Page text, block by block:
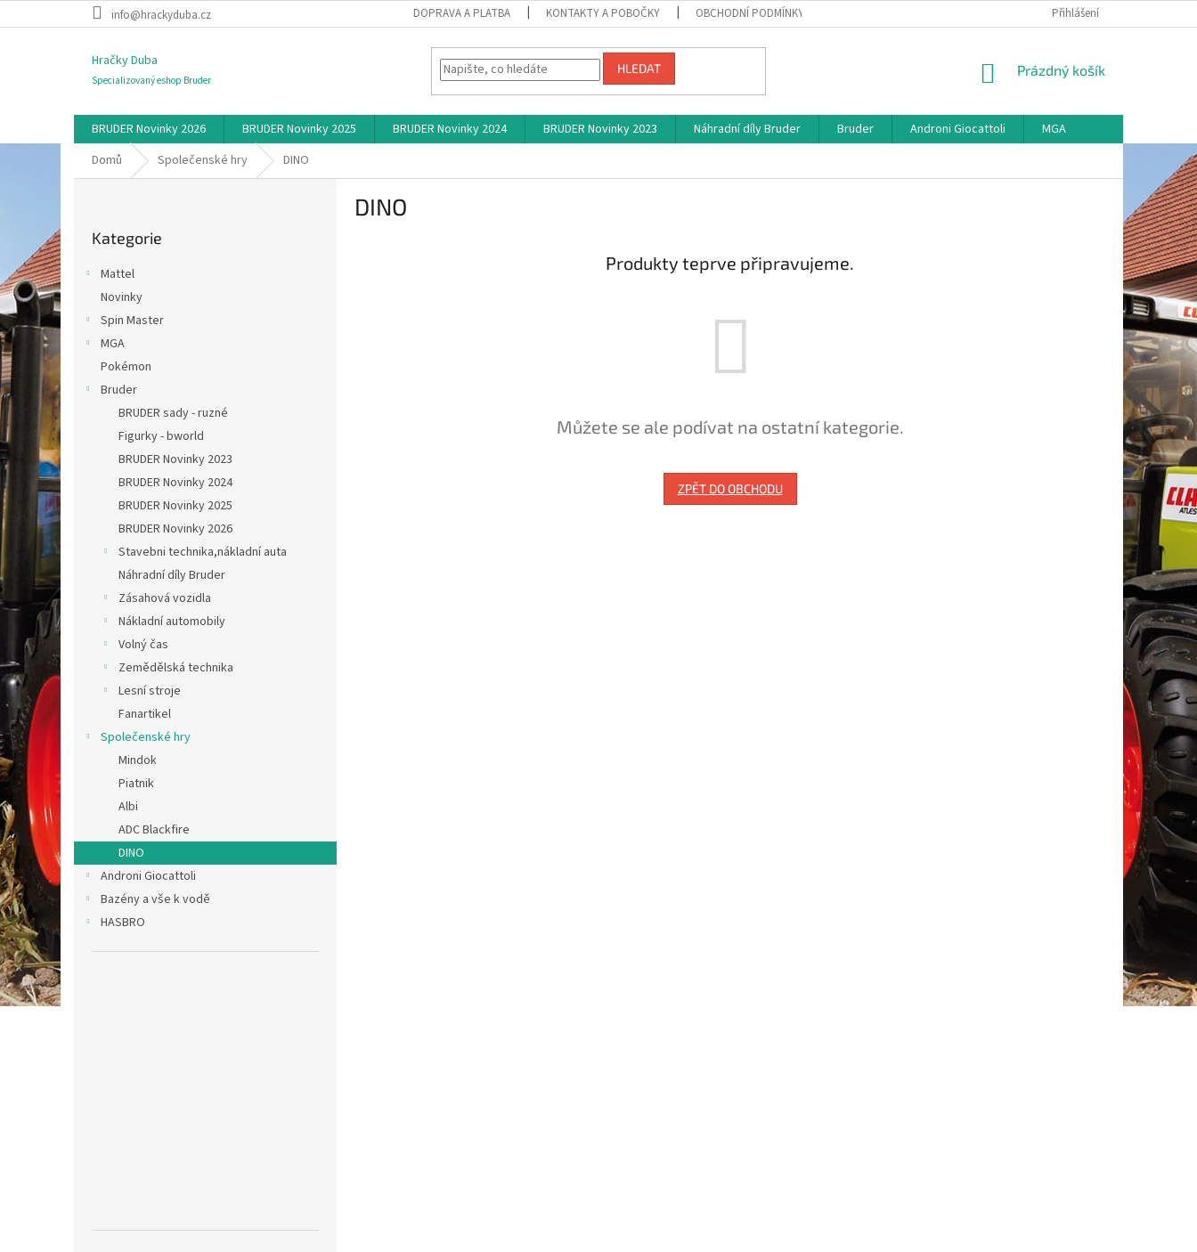
na
info@hrackyduba.cz DOPRAVA A PLATBA KONTAKTY A POBOČKY OBCHODNÍ PODMÍNKY MAPA SERVERU
Přihlášení
Hračky Duba
Specializovaný eshop Bruder
HLEDAT
NÁKUPNÍ
Prázdný košík
BRUDER Novinky 2026 BRUDER Novinky 2025 BRUDER Novinky 2024 BRUDER Novinky 2023 Náhradní díly Bruder Bruder Androni Giocattoli
MGA
Domů
Společenské hry DINO
kategorie
Kategorie
Mattel
Novinky
Spin Master
MGA
Pokémon
Bruder
BRUDER sady - ruzné
Figurky - bworld
BRUDER Novinky 2023
BRUDER Novinky 2024
BRUDER Novinky 2025
BRUDER Novinky 2026
Stavebni technika,nákladní auta
Náhradní díly Bruder
Zásahová vozidla
Nákladní automobily
Volný čas
Zemědělská technika
Lesní stroje
Fanartikel
Společenské hry
Mindok
Piatnik
Albi
ADC Blackfire
DINO
Androni Giocattoli
Bazény a vše k vodě
HASBRO
DINO
Produkty teprve připravujeme.
Můžete se ale podívat na ostatní kategorie.
ZPĚT DO OBCHODU